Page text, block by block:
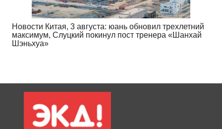
Новости Китая, 3 августа: юань обновил трехлетний
максимум, Слуцкий покинул пост тренера «Шанхай
Шэньхуа»